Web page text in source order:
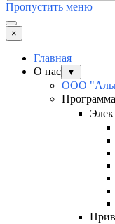
Пропустить меню
×
Главная
О нас
▼
ООО